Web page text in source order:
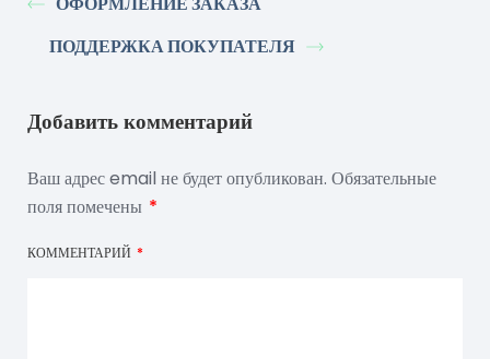
ПОДДЕРЖКА ПОКУПАТЕЛЯ
Добавить комментарий
Ваш адрес email не будет опубликован. Обязательные
поля помечены *
КОММЕНТАРИЙ *